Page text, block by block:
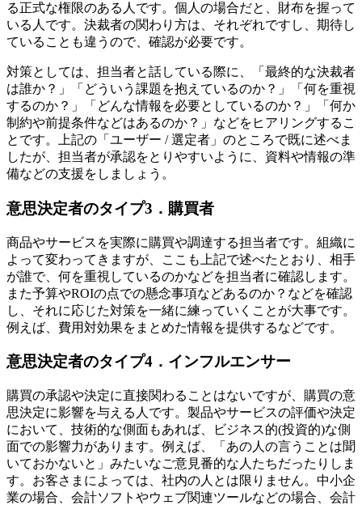
る正式な権限のある人です。個人の場合だと、財布を握って
いる人です。決裁者の関わり方は、それぞれですし、期待し
ていることも違うので、確認が必要です。
対策としては、担当者と話している際に、「最終的な決裁者
は誰か？」「どういう課題を抱えているのか？」「何を重視
するのか？」「どんな情報を必要としているのか？」「何か
制約や前提条件などはあるのか？」などをヒアリングするこ
とです。上記の「ユーザー / 選定者」のところで既に述べま
したが、担当者が承認をとりやすいように、資料や情報の準
備などの支援をしましょう。
意思決定者のタイプ3．購買者
商品やサービスを実際に購買や調達する担当者です。組織に
よって変わってきますが、ここも上記で述べたとおり、相手
が誰で、何を重視しているのかなどを担当者に確認します。
また予算やROIの点での懸念事項などあるのか？などを確認
し、それに応じた対策を一緒に練っていくことが大事です。
例えば、費用対効果をまとめた情報を提供するなどです。
意思決定者のタイプ4．インフルエンサー
購買の承認や決定に直接関わることはないですが、購買の意
思決定に影響を与える人です。製品やサービスの評価や決定
において、技術的な側面もあれば、ビジネス的(投資的)な側
面での影響力があります。例えば、「あの人の言うことは聞
いておかないと」みたいなご意見番的な人たちだったりしま
す。お客さまによっては、社内の人とは限りません。中小企
業の場合、会計ソフトやウェブ関連ツールなどの場合、会計